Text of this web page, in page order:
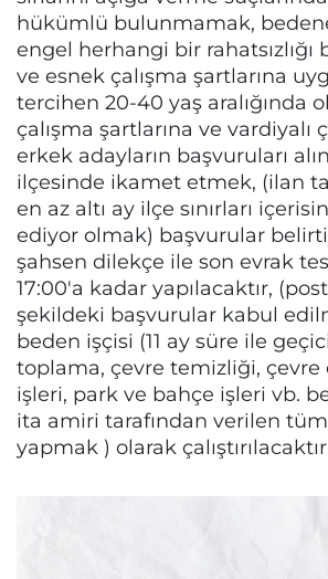
hükümlü bulunmamak,
engel herhangi bir
ve esnek çalışma şartlarına
tercihen 20-40 yaş aralığında
çalışma şartlarına ve vardiyalı
erkek adayların başvuruları
ilçesinde ikamet etmek, (ilan
en az altı ay ilçe sınırları
ediyor olmak) başvurular
şahsen dilekçe ile son evrak
17:00'a kadar yapılacaktır,
şekildeki başvurular kabul
beden işçisi (11 ay süre ile
toplama, çevre temizliği, çevre
işleri, park ve bahçe işleri vb.
ita amiri tarafından verilen
yapmak ) olarak